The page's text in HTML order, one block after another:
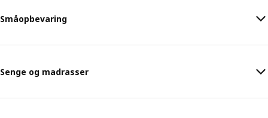
Småopbevaring
Senge og madrasser